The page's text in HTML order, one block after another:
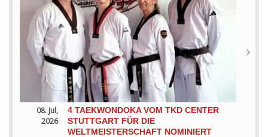
08. Jul,
2026
4 TAEKWONDOKA VOM TKD CENTER
STUTTGART FÜR DIE
WELTMEISTERSCHAFT NOMINIERT